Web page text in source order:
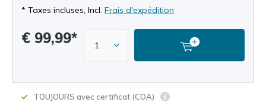
* Taxes incluses, Incl. Frais d'expédition
€ 99,99*
TOUJOURS avec certificat (COA)